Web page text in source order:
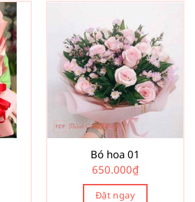
Bó hoa 01
650.000₫
Đặt ngay